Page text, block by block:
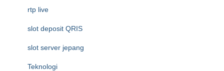
rtp live
slot deposit QRIS
slot server jepang
Teknologi